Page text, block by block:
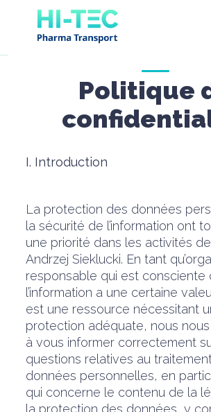
Politique
I. Introduction
La protection des données
la sécurité de l’information ont
une priorité dans les activités
Andrzej Sieklucki. En tant
responsable qui est consciente
l’information a une certaine
est une ressource nécessitant
protection adéquate, nous
à vous informer correctement
questions relatives au
données personnelles, en
qui concerne le contenu de la
la protection des données, y